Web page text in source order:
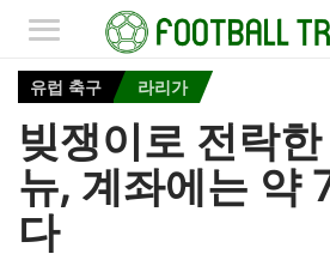
유럽 축구 라리가
빚쟁이로 전락
뉴, 계좌에는 약
다